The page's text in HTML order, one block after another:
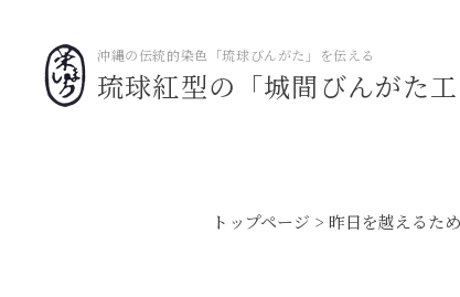
沖縄の伝統的染色「琉球びんがた」を伝える
琉球紅型の「城間びんがた工
トップページ 昨日を越えるた